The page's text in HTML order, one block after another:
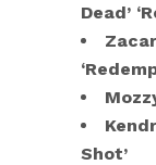
Dead’
Shot’